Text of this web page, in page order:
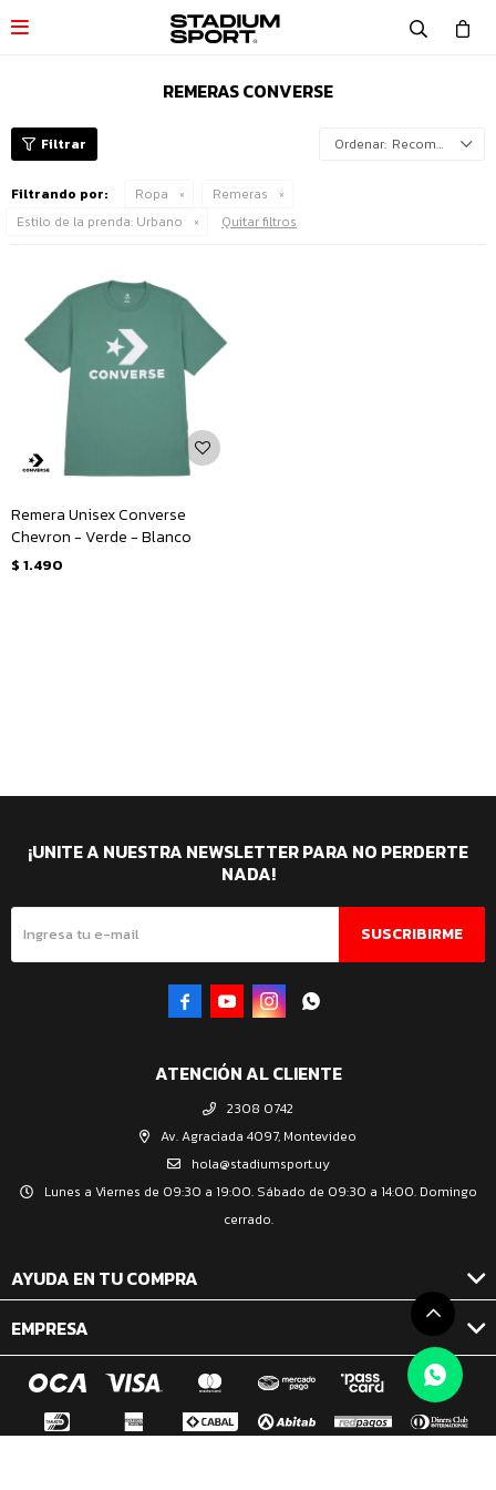

REMERAS CONVERSE
Recomendados
Filtrando por: Ropa
Remeras
Estilo de la prenda: Urbano Quitar filtros
Remera Unisex Converse
Chevron - Verde - Blanco
$ 1.490
ATENCIÓN AL CLIENTE
2308 0742
Av. Agraciada 4097, Montevideo
hola@stadiumsport.uy
Lunes a Viernes de 09:30 a 19:00. Sábado de 09:30 a 14:00. Domingo
cerrado.
AYUDA EN TU COMPRA
EMPRESA
¡UNITE A NUESTRA NEWSLETTER PARA NO PERDERTE
NADA!
SUSCRIBIRME
   